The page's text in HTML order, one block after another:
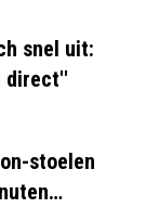
snel uit:
direct''
stoelen